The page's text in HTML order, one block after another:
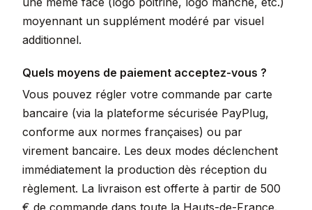
moyennant un supplément modéré par visuel
additionnel.
Quels moyens de paiement acceptez-vous ?
Vous pouvez régler votre commande par carte
bancaire (via la plateforme sécurisée PayPlug,
conforme aux normes françaises) ou par
virement bancaire. Les deux modes déclenchent
immédiatement la production dès réception du
règlement. La livraison est offerte à partir de 500
€ de commande dans toute la Hauts-de-France.